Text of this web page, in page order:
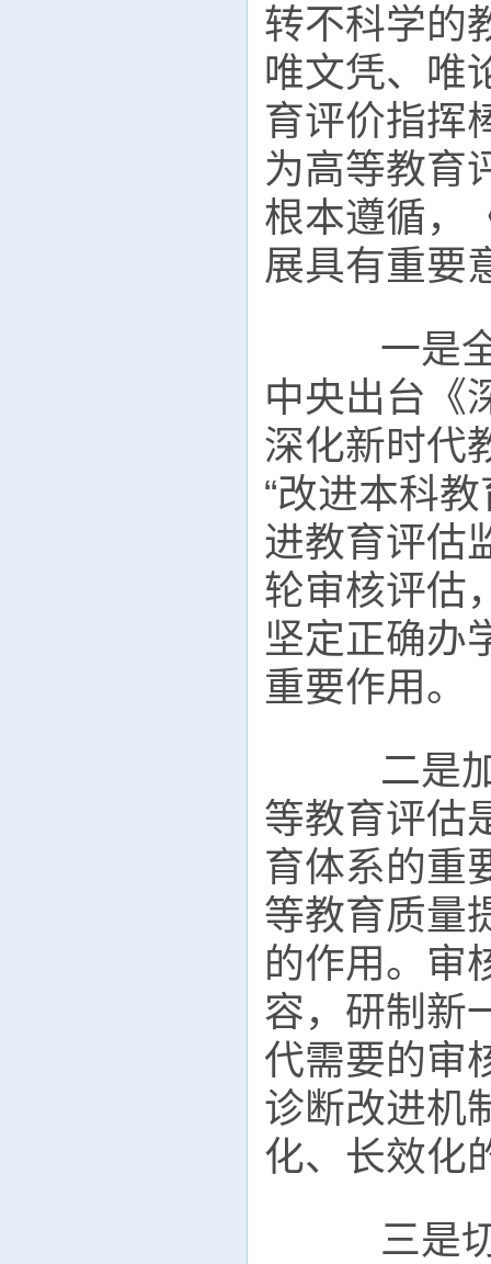
转不科学的
唯文凭、唯
育评价指挥
为高等教育
根本遵循，
展具有重要
一是全
中央出台《
深化新时代
“改进本科
进教育评估
轮审核评估
坚定正确办
重要作用。
二是加
等教育评估
育体系的重
等教育质量
的作用。审
容，研制新
代需要的审
诊断改进机
化、长效化
三是切